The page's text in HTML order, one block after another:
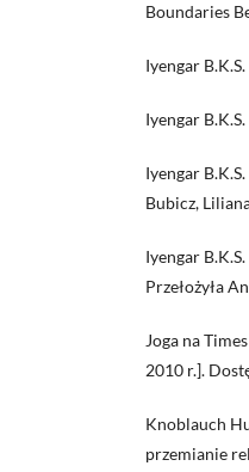
Boundaries
Iyengar
Iyengar
Iyengar
Bubicz,
Iyengar
Przełożyła
Joga na
2010 r.].
Knoblauch
przemianie